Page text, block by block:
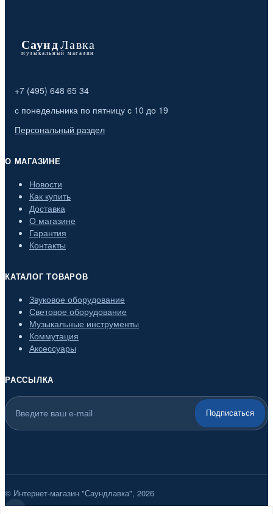
+7 (495) 648 65 34
с понедельника по пятницу с 10 до 19
Персональный раздел
О МАГАЗИНЕ
Новости
Как купить
Доставка
О магазине
Гарантия
Контакты
КАТАЛОГ ТОВАРОВ
Звуковое оборудование
Световое оборудование
Музыкальные инструменты
Коммутация
Аксессуары
РАССЫЛКА
Подписаться
© Интернет-магазин "Саундлавка", 2026